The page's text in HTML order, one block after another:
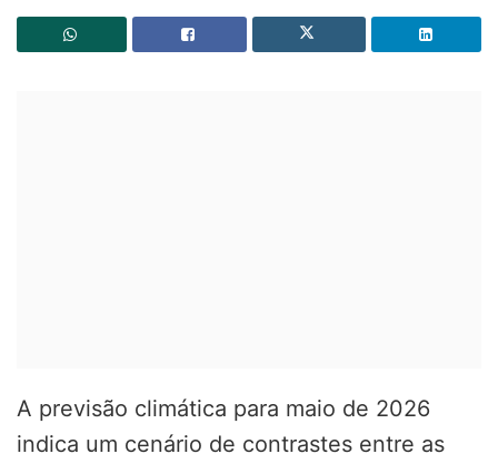
A previsão climática para maio de 2026
indica um cenário de contrastes entre as